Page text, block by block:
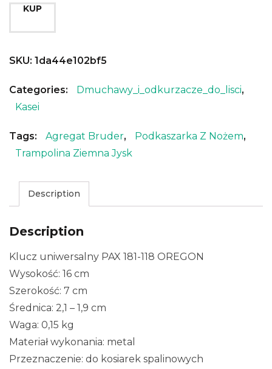
KUP
SKU: 1da44e102bf5
Categories: Dmuchawy_i_odkurzacze_do_lisci,
Kasei
Tags: Agregat Bruder, Podkaszarka Z Nożem,
Trampolina Ziemna Jysk
Description
Description
Klucz uniwersalny PAX 181-118 OREGON
Wysokość: 16 cm
Szerokość: 7 cm
Średnica: 2,1 – 1,9 cm
Waga: 0,15 kg
Materiał wykonania: metal
Przeznaczenie: do kosiarek spalinowych